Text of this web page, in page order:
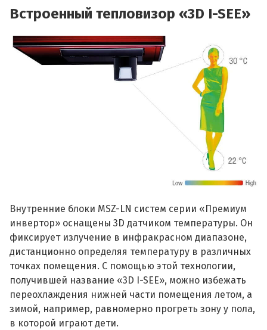
Встроенный тепловизор «3D I-SEE»
Внутренние блоки MSZ-LN систем серии «Премиум
инвертор» оснащены 3D датчиком температуры. Он
фиксирует излучение в инфракрасном диапазоне,
дистанционно определяя температуру в различных
точках помещения. С помощью этой технологии,
получившей название «3D I-SEE», можно избежать
переохлаждения нижней части помещения летом, а
зимой, например, равномерно прогреть зону у пола,
в которой играют дети.